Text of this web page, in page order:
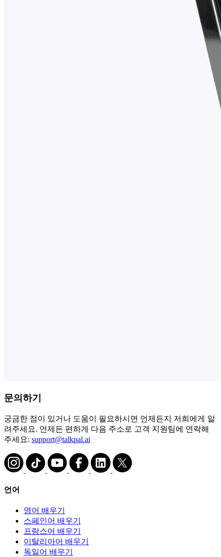
문의하기
궁금한 점이 있거나 도움이 필요하시면 언제든지 저희에게 알
려주세요. 언제든 편하게 다음 주소로 고객 지원팀에 연락해
주세요: support@talkpal.ai
언어
영어 배우기
스페인어 배우기
프랑스어 배우기
이탈리아어 배우기
독일어 배우기